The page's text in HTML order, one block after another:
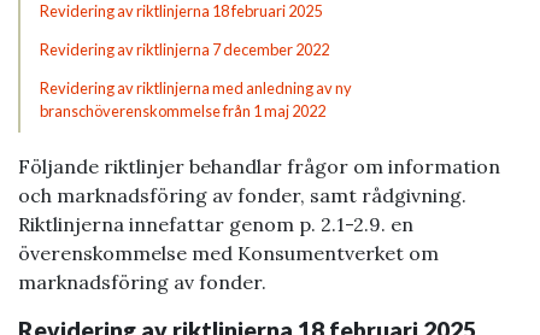
Revidering av riktlinjerna 18 februari 2025
Revidering av riktlinjerna 7 december 2022
Revidering av riktlinjerna med anledning av ny
branschöverenskommelse från 1 maj 2022
Följande riktlinjer behandlar frågor om information
och marknadsföring av fonder, samt rådgivning.
Riktlinjerna innefattar genom p. 2.1-2.9. en
överenskommelse med Konsumentverket om
marknadsföring av fonder.
Revidering av riktlinjerna 18 februari 2025